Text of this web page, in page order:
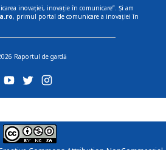
inovației, inovație în comunicare”. Și am
, primul portal de comunicare a inovației în
Raportul de gardă